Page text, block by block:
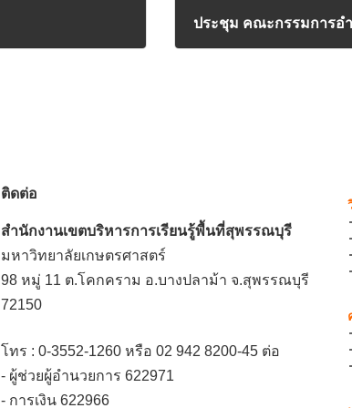
ประชุม คณะกรรมการอ
ติดต่อ
สำนักงานเขตบริหารการเรียนรู้พื้นที่สุพรรณบุรี
มหาวิทยาลัยเกษตรศาสตร์
98 หมู่ 11 ต.โคกคราม อ.บางปลาม้า จ.สุพรรณบุรี
72150
โทร : 0-3552-1260 หรือ 02 942 8200-45 ต่อ
- ผู้ช่วยผู้อำนวยการ 622971
- การเงิน 622966